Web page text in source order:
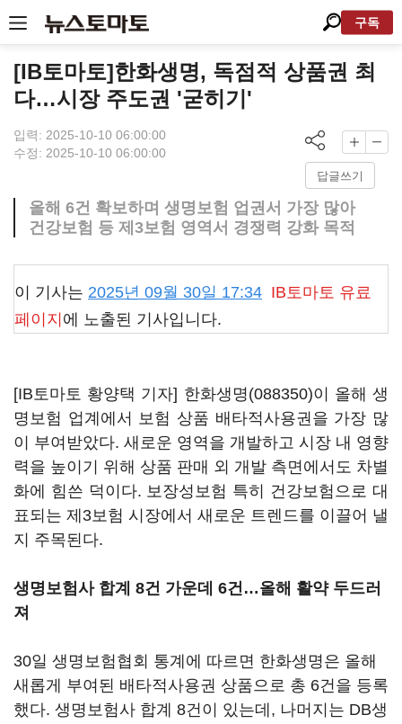
구독
[IB토마토]한화생명, 독점적 상품권 최
다…시장 주도권 '굳히기'
입력: 2025-10-10 06:00:00
수정: 2025-10-10 06:00:00
답글쓰기
올해 6건 확보하며 생명보험 업권서 가장 많아
건강보험 등 제3보험 영역서 경쟁력 강화 목적
이 기사는 2025년 09월 30일 17:34 IB토마토 유료
페이지 에 노출된 기사입니다.
[IB토마토 황양택 기자] 한화생명(088350)이 올해 생
명보험 업계에서 보험 상품 배타적사용권을 가장 많
이 부여받았다. 새로운 영역을 개발하고 시장 내 영향
력을 높이기 위해 상품 판매 외 개발 측면에서도 차별
화에 힘쓴 덕이다. 보장성보험 특히 건강보험으로 대
표되는 제3보험 시장에서 새로운 트렌드를 이끌어 낼
지 주목된다.
생명보험사 합계 8건 가운데 6건…올해 활약 두드러
져
30일 생명보험협회 통계에 따르면 한화생명은 올해
새롭게 부여된 배타적사용권 상품으로 총 6건을 등록
했다. 생명보험사 합계 8건이 있는데, 나머지는 DB생